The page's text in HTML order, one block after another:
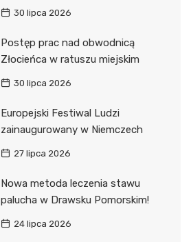
30 lipca 2026
Postęp prac nad obwodnicą
Złocieńca w ratuszu miejskim
30 lipca 2026
Europejski Festiwal Ludzi
zainaugurowany w Niemczech
27 lipca 2026
Nowa metoda leczenia stawu
palucha w Drawsku Pomorskim!
24 lipca 2026